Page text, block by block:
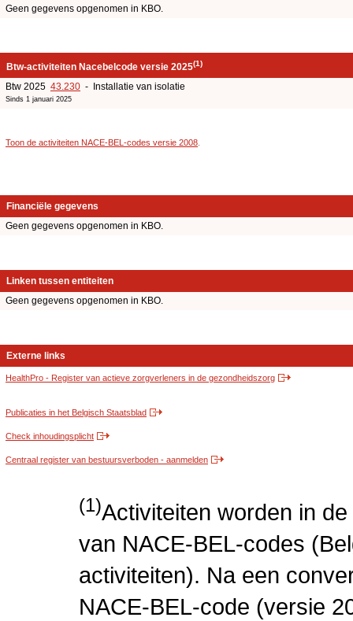
Geen gegevens opgenomen in KBO.
Btw-activiteiten Nacebelcode versie 2025(1)
Btw 2025 43.230 - Installatie van isolatie
Sinds 1 januari 2025
Toon de activiteiten NACE-BEL-codes versie 2008
Financiële gegevens
Geen gegevens opgenomen in KBO.
Linken tussen entiteiten
Geen gegevens opgenomen in KBO.
Externe links
HealthPro - Register van actieve zorgverleners in de gezondheidszorg
Publicaties in het Belgisch Staatsblad
Check inhoudingsplicht
Centraal register van bestuursverboden - aanmelden
(1)Activiteiten worden in
van NACE-BEL-codes
activiteiten). Na een
NACE-BEL-code (versie